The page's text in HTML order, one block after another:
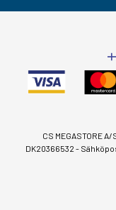
CS MEGASTORE
DK20366532 -